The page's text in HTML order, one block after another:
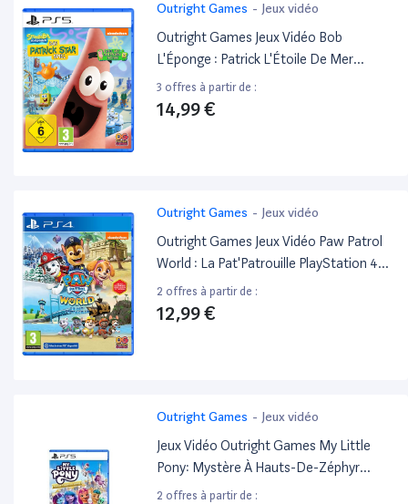
Outright Games - Jeux vidéo
Outright Games Jeux Vidéo Bob
L'Éponge : Patrick L'Étoile De Mer
PlayStation 5 (PS5)
3 offres à partir de :
14,99 €
Outright Games - Jeux vidéo
Outright Games Jeux Vidéo Paw Patrol
World : La Pat'Patrouille PlayStation 4
(PS4)
2 offres à partir de :
12,99 €
Outright Games - Jeux vidéo
Jeux Vidéo Outright Games My Little
Pony: Mystère À Hauts-De-Zéphyr
PlayStation 5 (PS5)
2 offres à partir de :